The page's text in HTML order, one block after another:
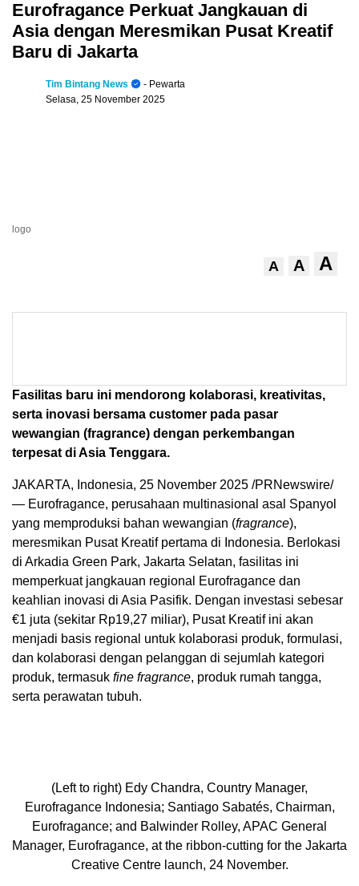
Eurofragance Perkuat Jangkauan di
Asia dengan Meresmikan Pusat Kreatif
Baru di Jakarta
Tim Bintang News
- Pewarta
Selasa, 25 November 2025
logo
A A A
Fasilitas baru ini mendorong kolaborasi, kreativitas,
serta inovasi bersama customer pada pasar
wewangian (fragrance) dengan perkembangan
terpesat diAsia Tenggara.
JAKARTA, Indonesia, 25 November 2025 /PRNewswire/
— Eurofragance, perusahaan multinasional asal Spanyol
yang memproduksi bahan wewangian (fragrance),
meresmikan Pusat Kreatif pertama di Indonesia. Berlokasi
di Arkadia Green Park, Jakarta Selatan, fasilitas ini
memperkuat jangkauan regional Eurofragance dan
keahlian inovasi di Asia Pasifik. Dengan investasi sebesar
€1 juta (sekitar Rp19,27 miliar), Pusat Kreatif ini akan
menjadi basis regional untuk kolaborasi produk, formulasi,
dan kolaborasi dengan pelanggan di sejumlah kategori
produk, termasuk fine fragrance, produk rumah tangga,
serta perawatan tubuh.
(Left to right) Edy Chandra, Country Manager,
Eurofragance Indonesia; Santiago Sabatés, Chairman,
Eurofragance; and Balwinder Rolley, APAC General
Manager, Eurofragance, at the ribbon-cutting for the Jakarta
Creative Centre launch, 24 November.